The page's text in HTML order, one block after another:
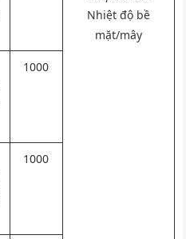
Nhiệt độ bề
mặt/mây
1000
1000